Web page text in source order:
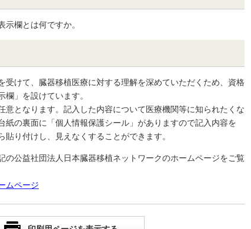
欄とは何ですか。
けて、臓器移植医療に対する理解を深めていただくため、資格
」を設けています。
となります。記入した内容について医療機関等に知られたくな
紙の裏面に「個人情報保護シール」がありますので記入内容を
貼り付けし、見えなくすることができます。
の公益社団法人日本臓器移植ネットワークのホームページをご覧
ムページ